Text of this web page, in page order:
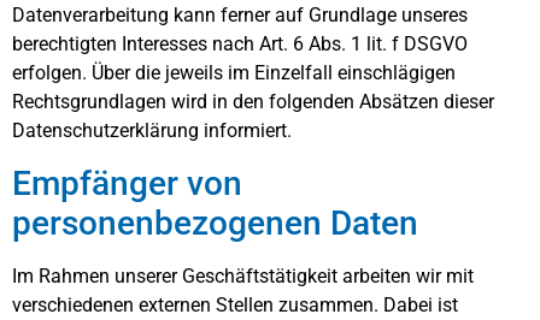
Datenverarbeitung kann ferner auf Grundlage unseres
berechtigten Interesses nach Art. 6 Abs. 1 lit. f DSGVO
erfolgen. Über die jeweils im Einzelfall einschlägigen
Rechtsgrundlagen wird in den folgenden Absätzen dieser
Datenschutzerklärung informiert.
Empfänger von
personenbezogenen Daten
Im Rahmen unserer Geschäftstätigkeit arbeiten wir mit
verschiedenen externen Stellen zusammen. Dabei ist